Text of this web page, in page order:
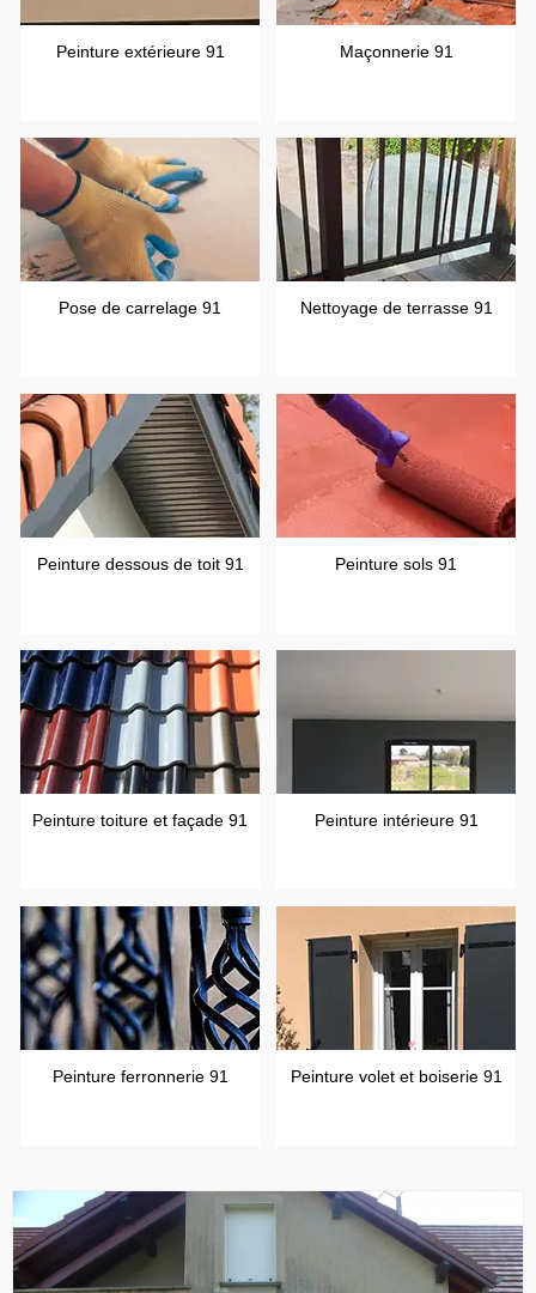
Peinture extérieure 91 Maçonnerie 91
Pose de carrelage 91 Nettoyage de terrasse 91
Peinture dessous de toit 91 Peinture sols 91
Peinture toiture et façade 91 Peinture intérieure 91
Peinture ferronnerie 91 Peinture volet et boiserie 91